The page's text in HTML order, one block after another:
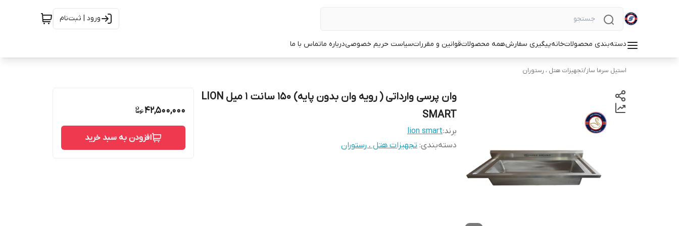
ورود | ثبت‌نام
دسته‌بندی محصولاتخانهپیگیری سفارشهمه محصولاتقوانین و مقرراتسیاست حریم خصوصیدرباره ماتماس با ما
استیل سرما ساز/تجهیزات هتل ، رستوران
وان پرسی وارداتی ( رویه وان بدون پایه) 150 سانت 1 میل LION
SMART
برند:lion smart
دسته‌بندی: تجهیزات هتل ، رستوران
42,500,000
افزودن به سبد خرید